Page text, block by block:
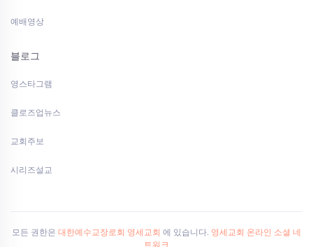
예배영상
블로그
영스타그램
클로즈업뉴스
교회주보
시리즈설교
모든 권한은 대한예수교장로회 영세교회 에 있습니다. 영세교회 온라인 소셜 네
트워크